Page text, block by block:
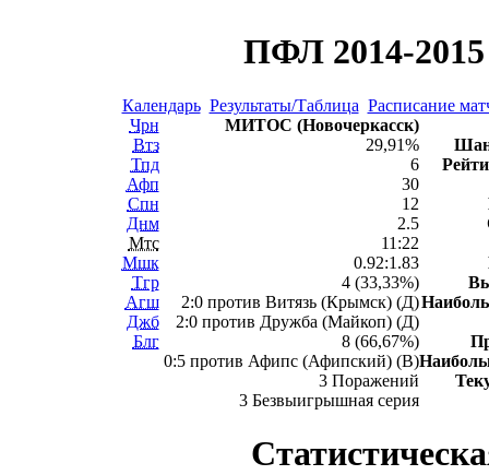
ПФЛ 2014-
Календарь Результаты/Таблица Расписание
Чрн
Втз
Тпд
Афп
Спн
Днм
Мтс
Мшк
Тгр
Агш
Джб
Блг
МИТОС (Новочеркасск)
29,91%
6
30
12
2.5
11:22
0.92:1.83
4 (33,33%)
2:0 против Витязь (Крымск) (Д)
2:0 против Дружба (Майкоп) (Д)
8 (66,67%)
0:5 против Афипс (Афипский) (В)
3 Поражений
3 Безвыигрышная серия